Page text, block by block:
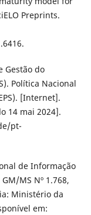
Preprints.
.6416.
Gestão do
Política Nacional
[Internet].
14 mai 2024].
pt-
de Informação
MS Nº 1.768,
Ministério da
em: